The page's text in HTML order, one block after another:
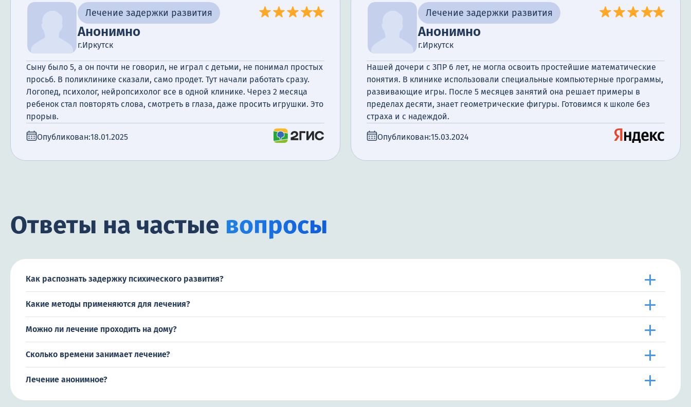
Лечение задержки развития
Анонимно
г.Иркутск
Сыну было 5, а он почти не говорил, не играл с детьми, не понимал простых
просьб. В поликлинике сказали, само продет. Тут начали работать сразу.
Логопед, психолог, нейропсихолог все в одной клинике. Через 2 месяца
ребенок стал повторять слова, смотреть в глаза, даже просить игрушки. Это
прорыв.
Опубликован:18.01.2025
Лечение задержки развития
Анонимно
г.Иркутск
Нашей дочери с ЗПР 6 лет, не могла освоить простейшие математические
понятия. В клинике использовали специальные компьютерные программы,
развивающие игры. После 5 месяцев занятий она решает примеры в
пределах десяти, знает геометрические фигуры. Готовимся к школе без
страха и с надеждой.
Опубликован:15.03.2024
Ответы на частые вопросы
Как распознать задержку психического развития?
Какие методы применяются для лечения?
Можно ли лечение проходить на дому?
Сколько времени занимает лечение?
Лечение анонимное?